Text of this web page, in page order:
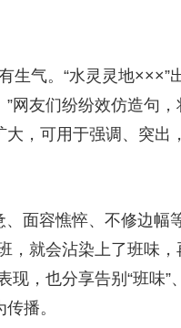
生气。“水灵灵地×××”
网友们纷纷效仿造句，
，可用于强调、突出
面容憔悴、不修边幅
，就会沾染上了班味
现，也分享告别“班味”
播。